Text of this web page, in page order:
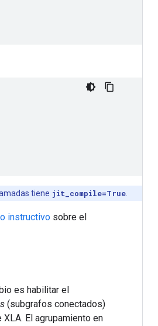
tiene jit_compile=True
instructivo sobre el
es habilitar el
(subgrafos conectados)
El agrupamiento en